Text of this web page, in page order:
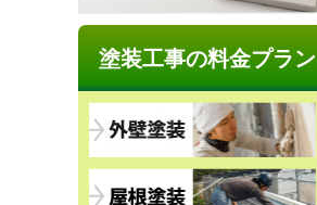
塗装工事の料金プラン